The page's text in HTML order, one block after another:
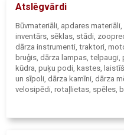
Atslēgvārdi
Būvmateriāli, apdares
inventārs, sēklas, stādi,
dārza instrumenti, traktori,
bruģis, dārza lampas,
kūdra, puķu podi, kastes,
un sīpoli, dārza kamīni, dārza
velosipēdi, rotaļlietas, spēles,
auto, Mēbeļu plāksnes,
mākslinieku piederumi,